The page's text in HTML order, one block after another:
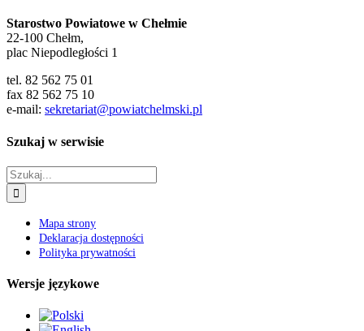
Starostwo Powiatowe w Chełmie
22-100 Chełm,
plac Niepodległości 1
tel. 82 562 75 01
fax 82 562 75 10
e-mail: sekretariat@powiatchelmski.pl
Szukaj w serwisie
Szukaj
Mapa strony
Deklaracja dostępności
Polityka prywatności
Wersje językowe